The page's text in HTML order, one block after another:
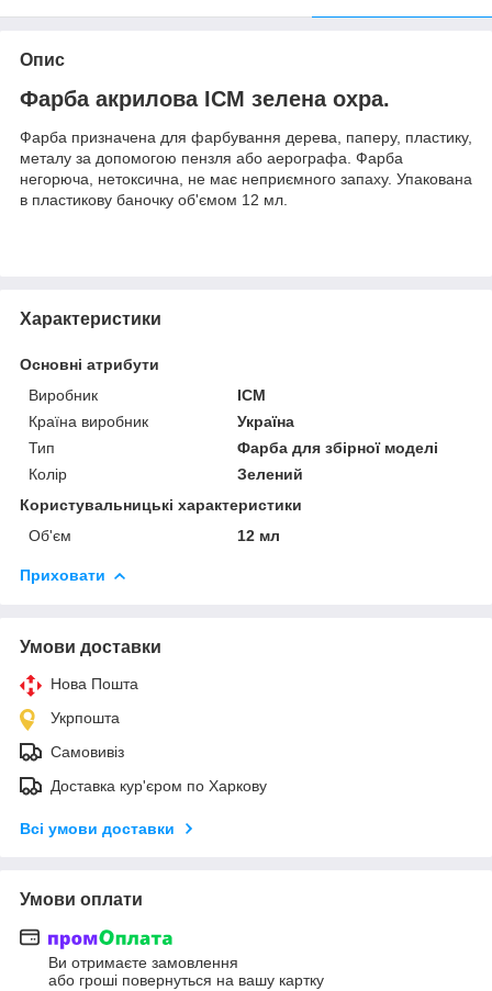
Опис
Фарба акрилова ICM зелена охра.
Фарба призначена для фарбування дерева, паперу, пластику,
металу за допомогою пензля або аерографа. Фарба
негорюча, нетоксична, не має неприємного запаху. Упакована
в пластикову баночку об'ємом 12 мл.
Характеристики
Основні атрибути
Виробник
ICM
Країна виробник
Україна
Тип
Фарба для збірної моделі
Колір
Зелений
Користувальницькі характеристики
Об'єм
12 мл
Приховати
Умови доставки
Нова Пошта
Укрпошта
Самовивіз
Доставка кур'єром по Харкову
Всі умови доставки
Умови оплати
Ви отримаєте замовлення
або гроші повернуться на вашу картку